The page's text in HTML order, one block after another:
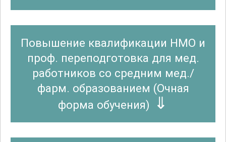
Повышение квалификации НМО и
проф. переподготовка для мед.
работников со средним мед./
фарм. образованием (Очная
форма обучения)